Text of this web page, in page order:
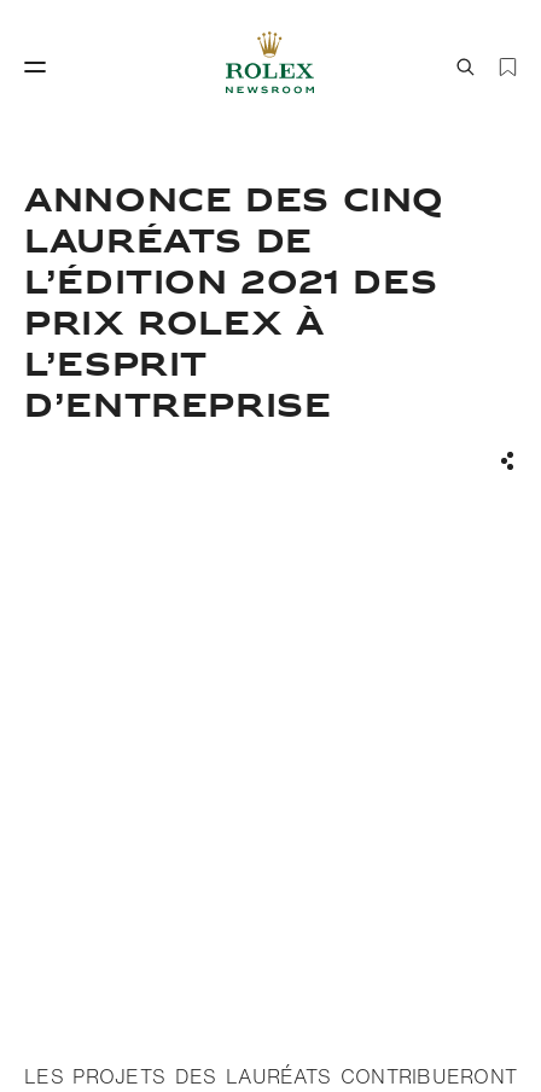
Savoir‑faire Le monde de Rolex
ANNONCE DES CINQ
LAURÉATS DE
L’ÉDITION 2021 DES
PRIX ROLEX À
L’ESPRIT
D’ENTREPRISE
LES PROJETS DES LAURÉATS CONTRIBUERONT